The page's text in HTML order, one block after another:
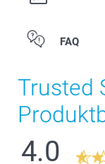
FAQ
Trusted
4.0